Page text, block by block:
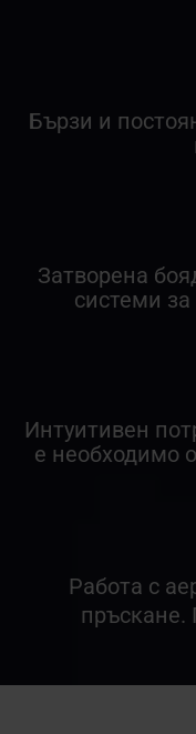
Бързи и
Затворена
системи
Интуитивен
е необходимо
Работа с
пръскане.